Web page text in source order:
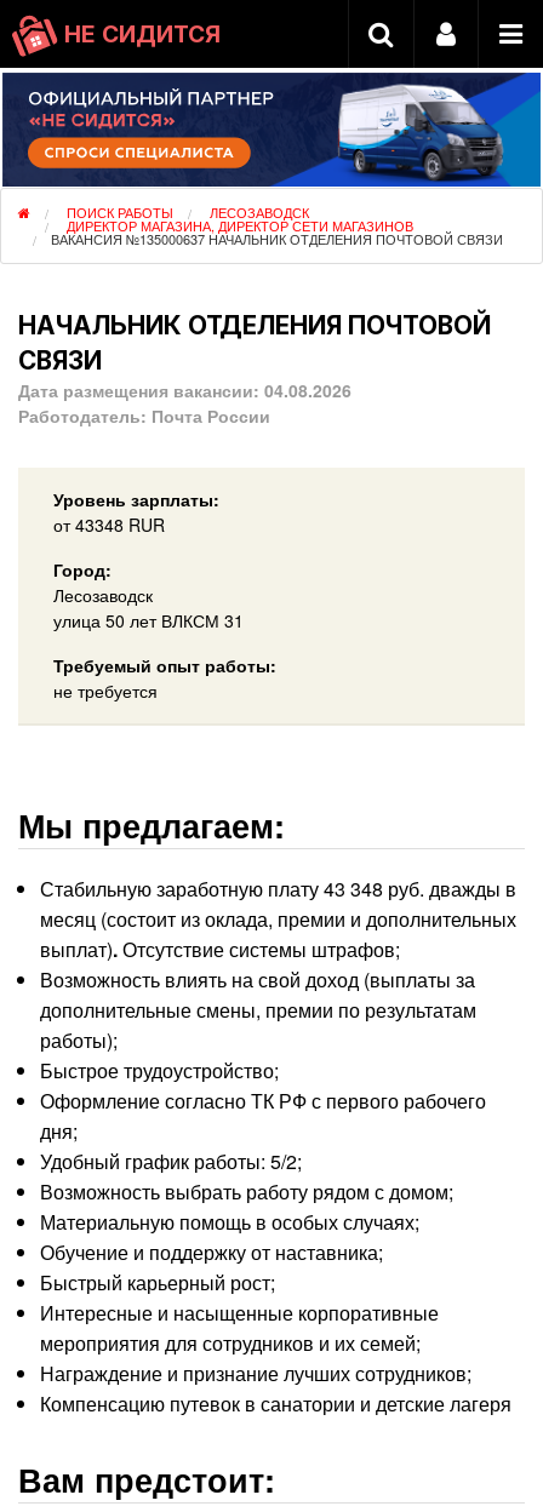
НЕ СИДИТСЯ
ПОИСК РАБОТЫ ЛЕСОЗАВОДСК
ДИРЕКТОР МАГАЗИНА, ДИРЕКТОР СЕТИ МАГАЗИНОВ
ВАКАНСИЯ №135000637 НАЧАЛЬНИК ОТДЕЛЕНИЯ ПОЧТОВОЙ СВЯЗИ
НАЧАЛЬНИК ОТДЕЛЕНИЯ ПОЧТОВОЙ
СВЯЗИ
Дата размещения вакансии: 04.08.2026
Работодатель: Почта России
Уровень зарплаты:
от43348 RUR
Город:
Лесозаводск
улица 50 лет ВЛКСМ 31
Требуемый опыт работы:
не требуется
Мы предлагаем:
Стабильную заработную плату 43 348 руб. дважды в
месяц (состоит из оклада, премии и дополнительных
выплат).Отсутствие системы штрафов;
Возможность влиять на свой доход (выплаты за
дополнительные смены, премии по результатам
работы);
Быстрое трудоустройство;
Оформление согласно ТК РФ с первого рабочего
дня;
Удобный график работы: 5/2;
Возможность выбрать работу рядом с домом;
Материальную помощь в особых случаях;
Обучение и поддержку от наставника;
Быстрый карьерный рост;
Интересные и насыщенные корпоративные
мероприятия для сотрудников и их семей;
Награждение и признание лучших сотрудников;
Компенсацию путевок в санатории и детские лагеря
Вам предстоит: